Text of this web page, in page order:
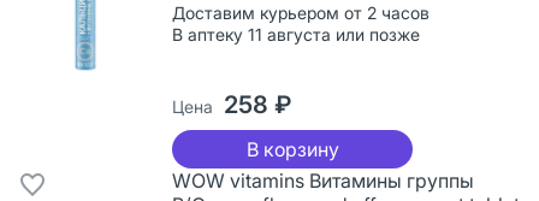
Доставим курьером от 2 часов
В аптеку 11 августа или позже
Цена 258 ₽
В корзину
WOW vitamins Витамины группы